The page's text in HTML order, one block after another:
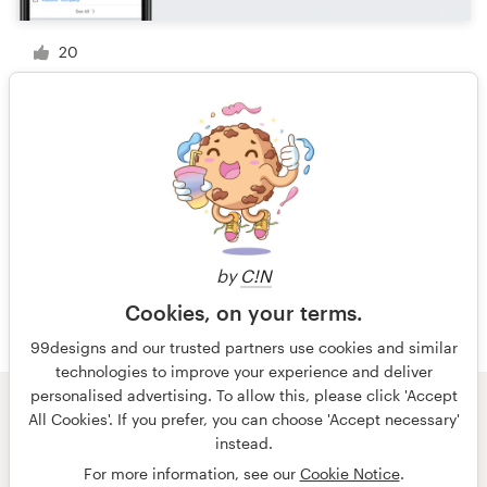
by C!N
Cookies, on your terms.
99designs and our trusted partners use cookies and similar
technologies to improve your experience and deliver
personalised advertising. To allow this, please click 'Accept
All Cookies'. If you prefer, you can choose 'Accept necessary'
instead.
For more information, see our Cookie Notice.
20
1 van 3
© 99designs
door Vista
Algemene voorwaarden